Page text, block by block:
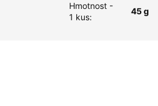
Hmotnost -
1 kus:
45 g